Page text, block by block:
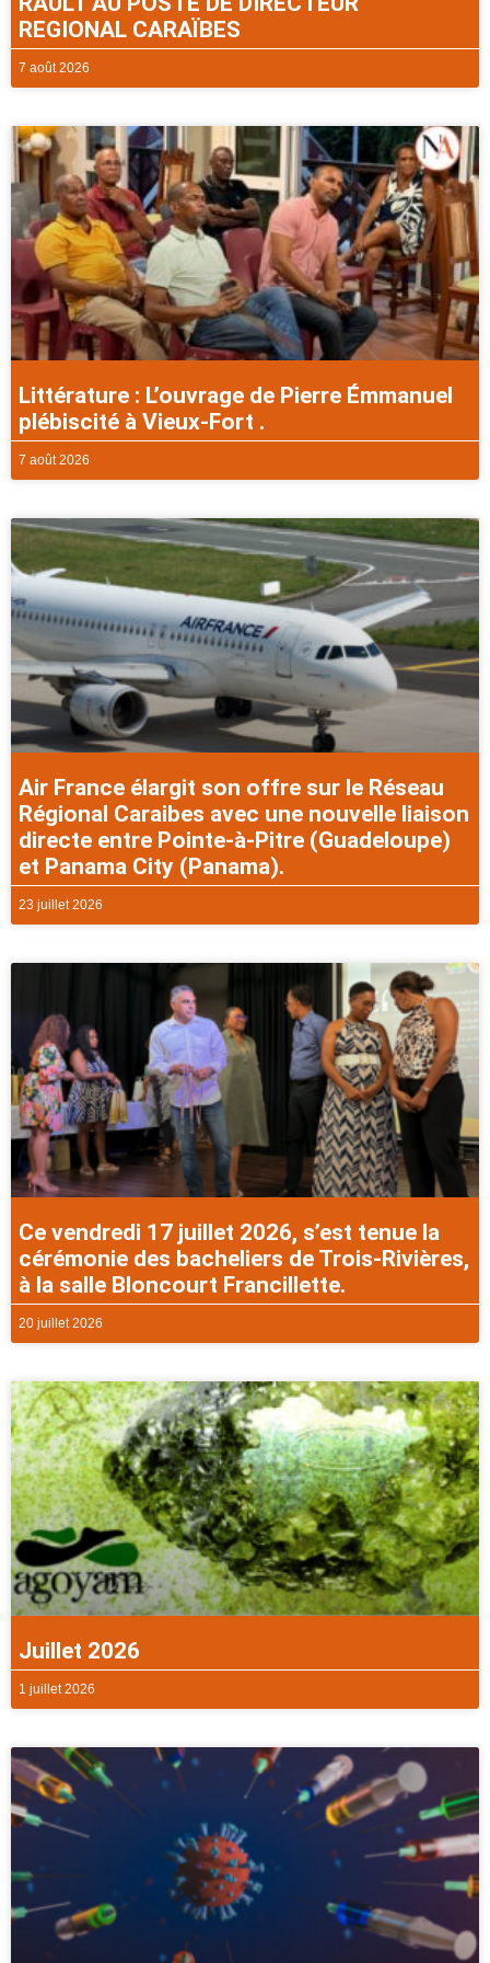
REGIONAL CARAÏBES
7 août 2026
Littérature : L’ouvrage de Pierre Émmanuel
plébiscité à Vieux-Fort .
7 août 2026
Air France élargit son offre sur le Réseau
Régional Caraibes avec une nouvelle liaison
directe entre Pointe-à-Pitre (Guadeloupe)
et Panama City (Panama).
23 juillet 2026
Ce vendredi 17 juillet 2026, s’est tenue la
cérémonie des bacheliers de Trois-Rivières,
à la salle Bloncourt Francillette.
20 juillet 2026
Juillet 2026
1 juillet 2026